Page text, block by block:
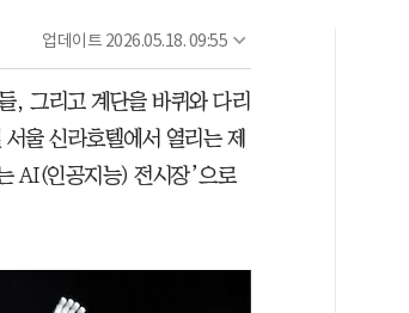
업데이트 2026.05.18. 09:55
, 그리고 계단을 바퀴와 다리
울 신라호텔에서 열리는 제
AI(인공지능) 전시장’으로